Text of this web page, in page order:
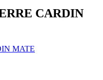
CARDIN
MATE